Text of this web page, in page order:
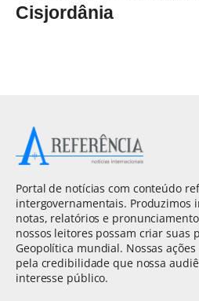
Cisjordânia
Portal de notícias com conteúdo
intergovernamentais. Produzimos
notas, relatórios e
nossos leitores possam criar suas
Geopolítica mundial. Nossas
pela credibilidade que nossa
interesse público.